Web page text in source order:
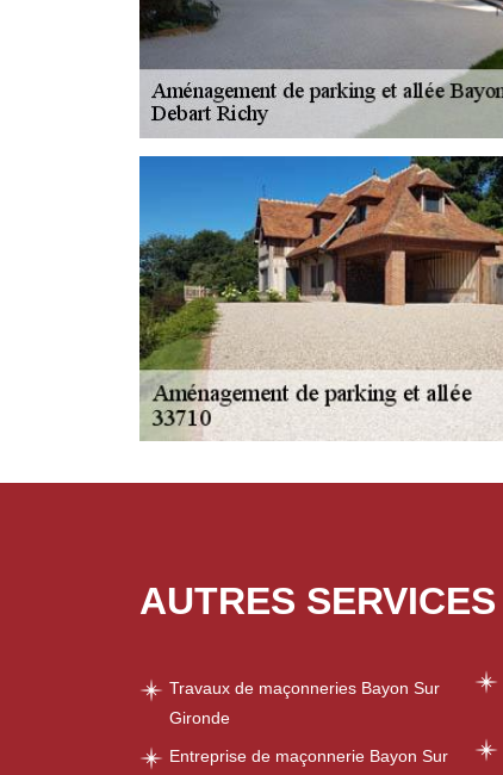
AUTRES SERVICES
Travaux de maçonneries Bayon Sur
Gironde
Entreprise de maçonnerie Bayon Sur